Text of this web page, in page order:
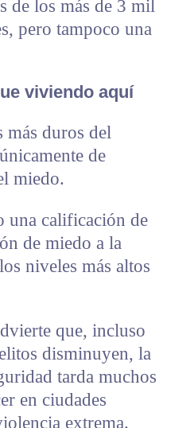
de los más de 3 mil
pero tampoco una
viviendo aquí
duros del
de
miedo.
una calificación de
de miedo a la
niveles más altos
que, incluso
disminuyen, la
tarda muchos
en ciudades
extrema.